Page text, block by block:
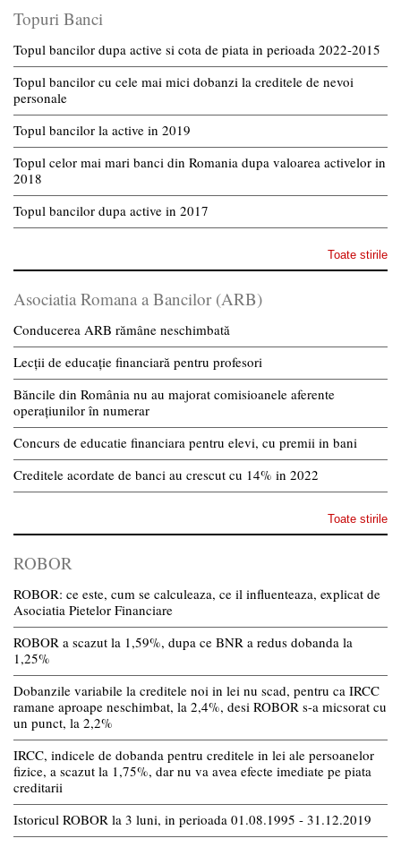
Topuri Banci
Topul bancilor dupa active si cota de piata in perioada 2022-2015
Topul bancilor cu cele mai mici dobanzi la creditele de nevoi
personale
Topul bancilor la active in 2019
Topul celor mai mari banci din Romania dupa valoarea activelor in
2018
Topul bancilor dupa active in 2017
Toate stirile
Asociatia Romana a Bancilor (ARB)
Conducerea ARB rămâne neschimbată
Lecții de educație financiară pentru profesori
Băncile din România nu au majorat comisioanele aferente
operațiunilor în numerar
Concurs de educatie financiara pentru elevi, cu premii in bani
Creditele acordate de banci au crescut cu 14% in 2022
Toate stirile
ROBOR
ROBOR: ce este, cum se calculeaza, ce il influenteaza, explicat de
Asociatia Pietelor Financiare
ROBOR a scazut la 1,59%, dupa ce BNR a redus dobanda la
1,25%
Dobanzile variabile la creditele noi in lei nu scad, pentru ca IRCC
ramane aproape neschimbat, la 2,4%, desi ROBOR s-a micsorat cu
un punct, la 2,2%
IRCC, indicele de dobanda pentru creditele in lei ale persoanelor
fizice, a scazut la 1,75%, dar nu va avea efecte imediate pe piata
creditarii
Istoricul ROBOR la 3 luni, in perioada 01.08.1995 - 31.12.2019